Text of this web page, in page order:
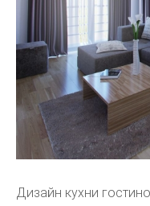
Дизайн кухни